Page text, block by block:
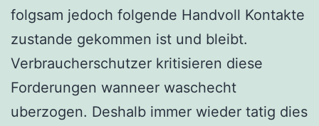
folgsam jedoch folgende Handvoll Kontakte
zustande gekommen ist und bleibt.
Verbraucherschutzer kritisieren diese
Forderungen wanneer waschecht
uberzogen. Deshalb immer wieder tatig dies